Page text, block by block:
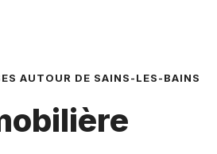
AUTOUR DE SAINS-LES-BAINS